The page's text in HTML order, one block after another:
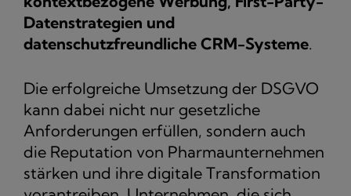
Datenstrategien und
datenschutzfreundliche CRM-Systeme.
Die erfolgreiche Umsetzung der DSGVO
kann dabei nicht nur gesetzliche
Anforderungen erfüllen, sondern auch
die Reputation von Pharmaunternehmen
stärken und ihre digitale Transformation